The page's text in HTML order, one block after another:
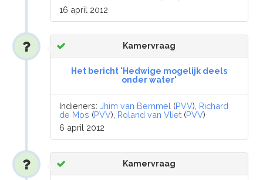
16 april 2012
Kamervraag
Het bericht 'Hedwige mogelijk deels
onder water'
Indieners:Jhim van Bemmel (PVV), Richard
de Mos (PVV), Roland van Vliet (PVV)
6 april 2012
Kamervraag